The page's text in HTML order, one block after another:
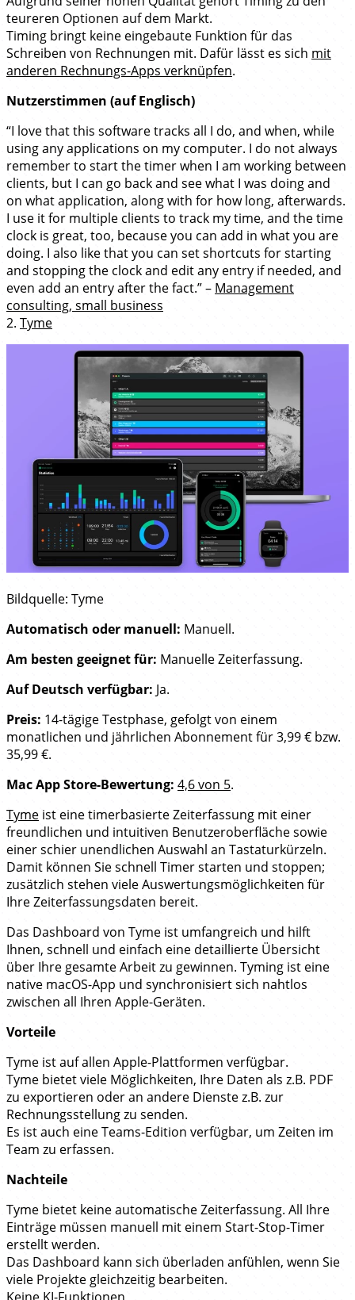
teureren Optionen auf dem Markt.
Timing bringt keine eingebaute Funktion für das
Schreiben von Rechnungen mit. Dafür lässt es sich mit
anderen Rechnungs-Apps verknüpfen.
Nutzerstimmen (auf Englisch)
“I love that this software tracks all I do, and when, while
using any applications on my computer. I do not always
remember to start the timer when I am working between
clients, but I can go back and see what I was doing and
on what application, along with for how long, afterwards.
I use it for multiple clients to track my time, and the time
clock is great, too, because you can add in what you are
doing. I also like that you can set shortcuts for starting
and stopping the clock and edit any entry if needed, and
even add an entry after the fact.” – Management
consulting, small business
2. Tyme
Bildquelle: Tyme
Automatisch oder manuell: Manuell.
Am besten geeignet für: Manuelle Zeiterfassung.
Auf Deutsch verfügbar: Ja.
Preis: 14-tägige Testphase, gefolgt von einem
monatlichen und jährlichen Abonnement für 3,99 € bzw.
35,99 €.
Mac App Store-Bewertung: 4,6 von 5.
Tyme ist eine timerbasierte Zeiterfassung mit einer
freundlichen und intuitiven Benutzeroberfläche sowie
einer schier unendlichen Auswahl an Tastaturkürzeln.
Damit können Sie schnell Timer starten und stoppen;
zusätzlich stehen viele Auswertungsmöglichkeiten für
Ihre Zeiterfassungsdaten bereit.
Das Dashboard von Tyme ist umfangreich und hilft
Ihnen, schnell und einfach eine detaillierte Übersicht
über Ihre gesamte Arbeit zu gewinnen. Tyming ist eine
native macOS-App und synchronisiert sich nahtlos
zwischen all Ihren Apple-Geräten.
Vorteile
Tyme ist auf allen Apple-Plattformen verfügbar.
Tyme bietet viele Möglichkeiten, Ihre Daten als z.B. PDF
zu exportieren oder an andere Dienste z.B. zur
Rechnungsstellung zu senden.
Es ist auch eine Teams-Edition verfügbar, um Zeiten im
Team zu erfassen.
Nachteile
Tyme bietet keine automatische Zeiterfassung. All Ihre
Einträge müssen manuell mit einem Start-Stop-Timer
erstellt werden.
Das Dashboard kann sich überladen anfühlen, wenn Sie
viele Projekte gleichzeitig bearbeiten.